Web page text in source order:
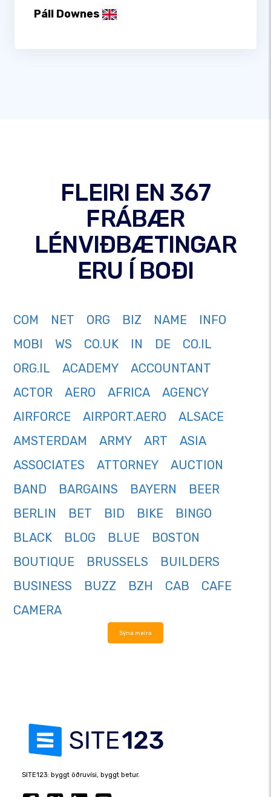
Páll Downes
FLEIRI EN 367
FRÁBÆR
LÉNVIÐBÆTINGAR
ERU Í BOÐI
COM NET ORG BIZ NAME
INFO
MOBI
WS CO.UK IN DE
CO.IL
ORG.IL
ACADEMY
ACCOUNTANT
ACTOR
AERO AFRICA
AGENCY
AIRFORCE
AIRPORT.AERO
ALSACE
AMSTERDAM
ARMY ART
ASIA
ASSOCIATES
ATTORNEY
AUCTION
BAND
BARGAINS BAYERN
BEER
BERLIN
BET BID BIKE
BINGO
BLACK
BLOG BLUE
BOSTON
BOUTIQUE
BRUSSELS
BUILDERS
BUSINESS
BUZZ BZH CAB
CAFE
CAMERA
Sýna meira
SITE123: byggt öðruvísi, byggt betur.